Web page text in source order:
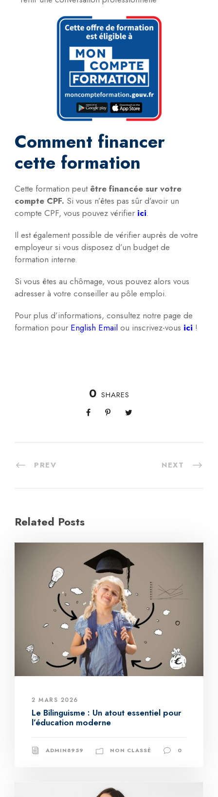
Comment financer
cette formation
Cette formation peut être financée sur votre
compte CPF. Si vous n’êtes pas sûr d’avoir un
compte CPF, vous pouvez vérifier ici.
Il est également possible de vérifier auprès de votre
employeur si vous disposez d’un budget de
formation interne.
Si vous êtes au chômage, vous pouvez alors vous
adresser à votre conseiller au pôle emploi.
Pour plus d’informations, consultez notre page de
formation pour English Email ou inscrivez-vous ici !
0 SHARES
PREV NEXT
Related Posts
2 MARS 2026
Le Bilinguisme : Un atout essentiel pour
l’éducation moderne
ADMIN8959 NON CLASSÉ 0